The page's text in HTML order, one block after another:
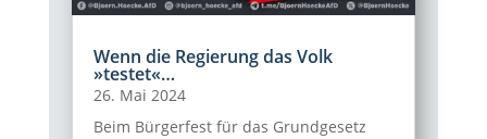
Wenn die Regierung das Volk
»testet«…
26. Mai 2024
Beim Bürgerfest für das Grundgesetz